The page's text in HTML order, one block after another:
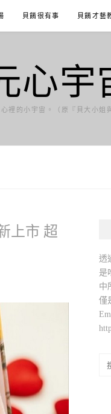
貝餚很有事 貝餚才藝
心宇
裡的小宇宙。（原『貝大小姐
上市 超
透
是
中